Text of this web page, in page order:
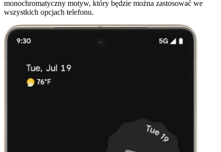
monochromatyczny motyw, który będzie można zastosować we
wszystkich opcjach telefonu.